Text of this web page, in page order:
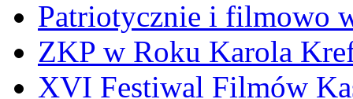
Patriotycznie i filmowo
ZKP w Roku Karola
XVI Festiwal Filmów